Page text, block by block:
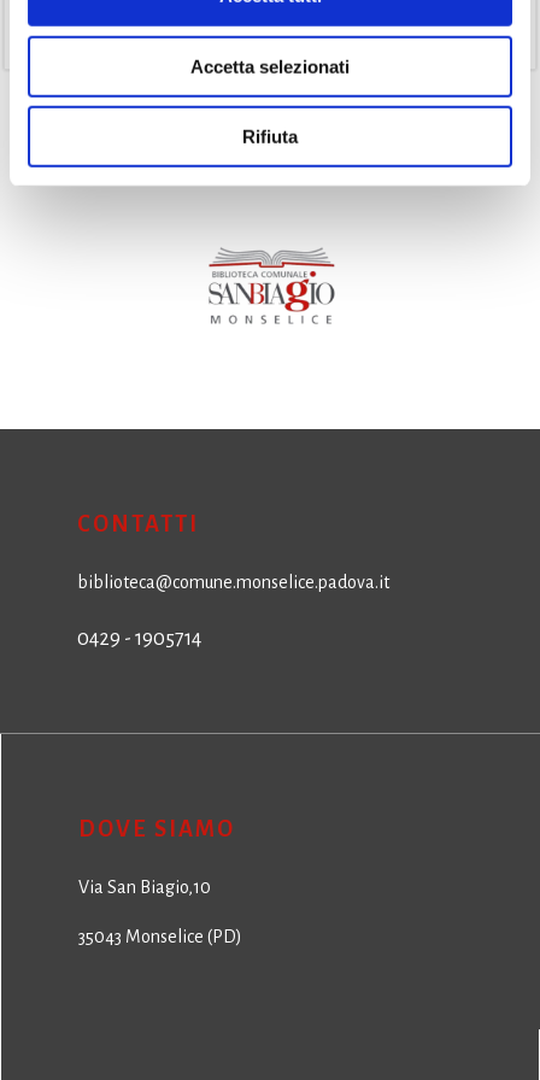
Accetta selezionati
Rifiuta
Volumi(11)
CONTATTI
biblioteca@comune.monselice.padova.it
0429 - 1905714
DOVE SIAMO
Via San Biagio,10
35043 Monselice (PD)